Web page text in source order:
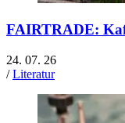
FAIRTRADE:
24. 07. 26
/Literatur